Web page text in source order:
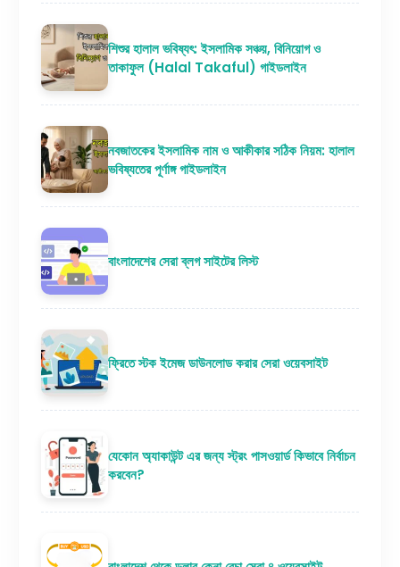
শিশুর হালাল ভবিষ্যৎ: ইসলামিক সঞ্চয়, বিনিয়োগ ও
তাকাফুল (Halal Takaful) গাইডলাইন
নবজাতকের ইসলামিক নাম ও আকীকার সঠিক নিয়ম: হালাল
ভবিষ্যতের পূর্ণাঙ্গ গাইডলাইন
বাংলাদেশের সেরা ব্লগ সাইটের লিস্ট
ফ্রিতে স্টক ইমেজ ডাউনলোড করার সেরা ওয়েবসাইট
যেকোন অ্যাকাউন্ট এর জন্য স্ট্রং পাসওয়ার্ড কিভাবে নির্বাচন
করবেন?